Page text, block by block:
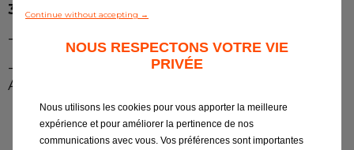
Intégrer le réseau
3. Visibilité
- Support marketing pour votre établissement
- Communication locale et nationale (Radio,
Affichage, Web etc.)
Continue without accepting →
NOUS RESPECTONS VOTRE VIE
PRIVÉE
Nous utilisons les cookies pour vous apporter la meilleure
expérience et pour améliorer la pertinence de nos
communications avec vous. Vos préférences sont importantes